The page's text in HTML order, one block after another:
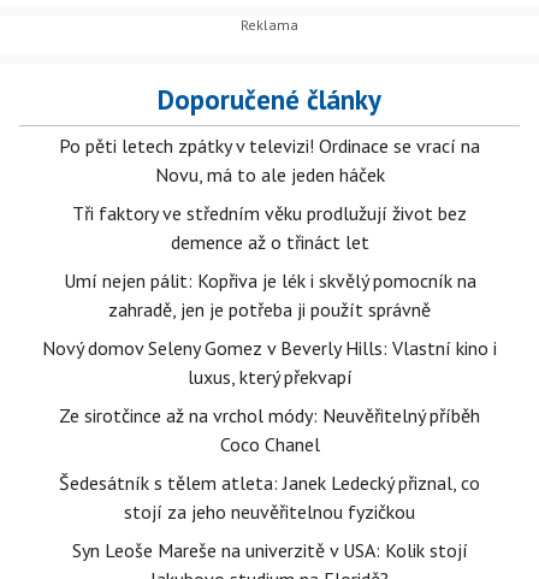
Doporučené články
Po pěti letech zpátky v televizi! Ordinace se vrací na
Novu, má to ale jeden háček
Tři faktory ve středním věku prodlužují život bez
demence až o třináct let
Umí nejen pálit: Kopřiva je lék i skvělý pomocník na
zahradě, jen je potřeba ji použít správně
Nový domov Seleny Gomez v Beverly Hills: Vlastní kino i
luxus, který překvapí
Ze sirotčince až na vrchol módy: Neuvěřitelný příběh
Coco Chanel
Šedesátník s tělem atleta: Janek Ledecký přiznal, co
stojí za jeho neuvěřitelnou fyzičkou
Syn Leoše Mareše na univerzitě v USA: Kolik stojí